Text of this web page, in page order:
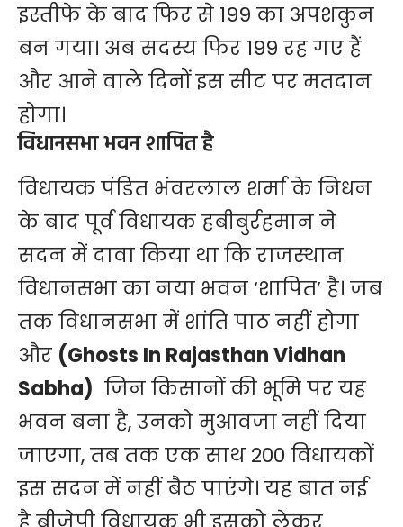
इस्तीफे के बाद फिर से 199 का अपशकुन
बन गया। अब सदस्य फिर 199 रह गए हैं
और आने वाले दिनों इस सीट पर मतदान
होगा।
विधानसभा भवन शापित है
विधायक पंडित भंवरलाल शर्मा के निधन
के बाद पूर्व विधायक हबीबुर्रहमान ने
सदन में दावा किया था कि राजस्थान
विधानसभा का नया भवन ‘शापित’ है। जब
तक विधानसभा में शांति पाठ नहीं होगा
और (Ghosts In Rajasthan Vidhan
Sabha) जिन किसानों की भूमि पर यह
भवन बना है, उनको ​मुआवजा नहीं दिया
जाएगा, तब तक एक साथ 200 विधायकों
इस सदन में नहीं बैठ पाएंगे। यह बात नई